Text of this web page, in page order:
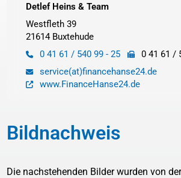
Detlef Heins & Team
Westfleth 39
21614 Buxtehude
0 41 61 / 540 99 - 25
0 41 61 /
service(at)financehanse24.de
www.FinanceHanse24.de
Bildnachweis
Die nachstehenden Bilder wurden von